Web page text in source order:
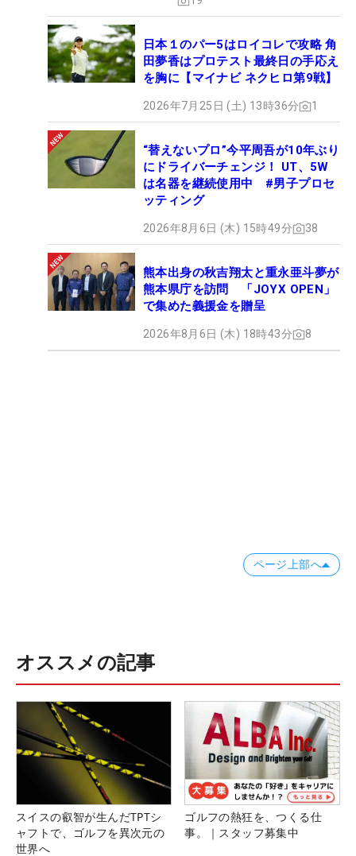
日本１のパー5はロイコレで攻略 角
田夢香はプロテスト最終日の手応え
を胸に【マイナビ ネクヒロ第9戦】
2026年7月25日 (土) 13時36分 1
“替えないプロ”今平周吾が10年ぶり
にドライバーチェンジ！ UT、5W
は名器を継続使用中 #男子プロセ
ッティング
2026年8月6日 (木) 15時49分 38
熊本出身の秋吉翔太と重永亜斗夢が
熊本県庁を訪問 「JOYX OPEN」
で集めた義援金を贈呈
2026年8月6日 (木) 18時43分 8
ページ上部へ
オススメの記事
スイスの叡智が生んだTPTシ
ャフトで、ゴルフを異次元の
世界へ
ゴルフの熱狂を、つくる仕
事。｜スタッフ募集中